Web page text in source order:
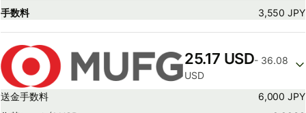
手数料 3,550 JPY
25.17 USD- 36.08
USD
送金手数料
6,000 JPY